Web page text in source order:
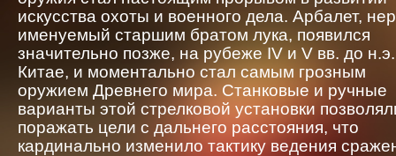
искусства охоты и военного дела. Арбалет,
именуемый старшим братом лука, появился
значительно позже, на рубеже IV и V вв. до
Китае, и моментально стал самым грозным
оружием Древнего мира. Станковые и ручные
варианты этой стрелковой установки
поражать цели с дальнего расстояния, что
кардинально изменило тактику ведения